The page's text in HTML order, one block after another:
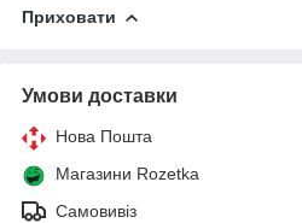
Приховати
Умови доставки
Нова Пошта
Магазини Rozetka
Самовивіз